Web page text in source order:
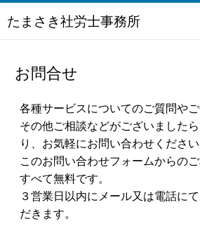
たまさき社労士事務所
お問合せ
各種サービスについてのご質問やご
その他ご相談などがございました
り、お気軽にお問い合わせください
このお問い合わせフォームからのご
すべて無料です。
３営業日以内にメール又は電話に
だきます。